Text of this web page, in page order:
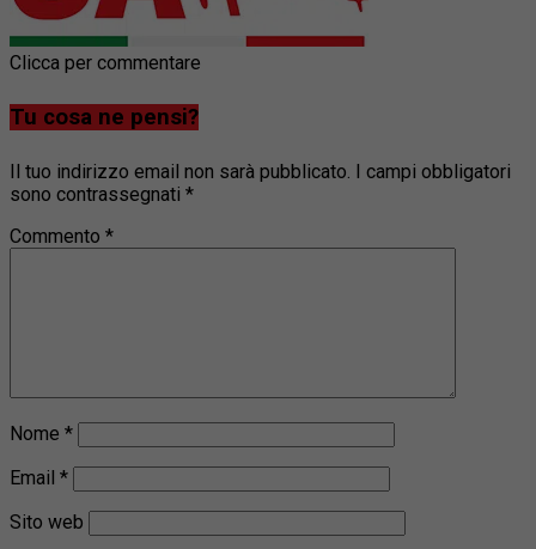
Clicca per commentare
Tu cosa ne pensi?
Il tuo indirizzo email non sarà pubblicato. I campi obbligatori
sono contrassegnati *
Commento *
Nome *
Email *
Sito web